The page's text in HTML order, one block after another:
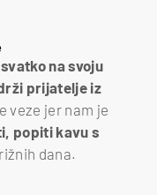
na svoju
prijatelje iz
veze jer nam je
popiti kavu s
dana.